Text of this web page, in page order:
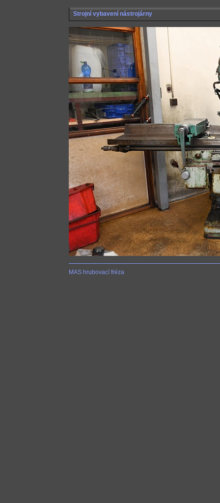
Strojní vybavení nástrojárny
MAS hrubovací fréza